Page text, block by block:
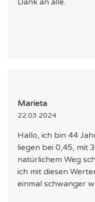
Dank an alle.
Marieta
22.03.2024
Hallo, ich bin 44
liegen bei 0,45, mit
natürlichem Weg
ich mit diesen
einmal schwanger